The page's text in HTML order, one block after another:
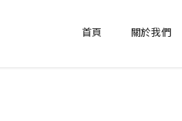
首頁 關於我們